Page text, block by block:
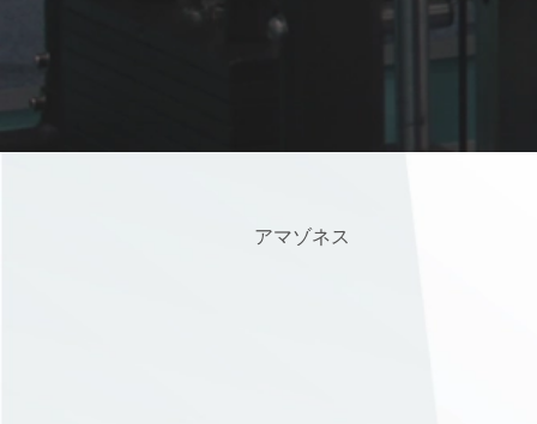
アマゾネス